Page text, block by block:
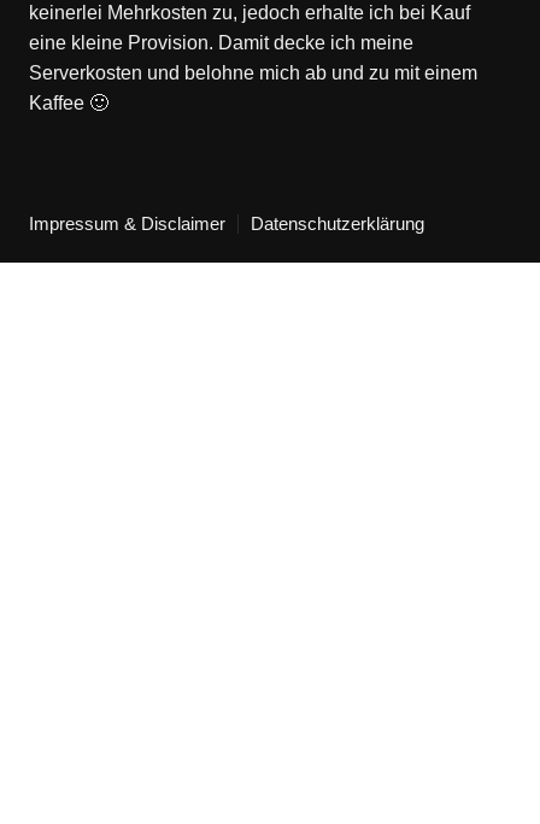
keinerlei Mehrkosten zu, jedoch erhalte ich bei Kauf
eine kleine Provision. Damit decke ich meine
Serverkosten und belohne mich ab und zu mit einem
Kaffee 🙂
Impressum & Disclaimer Datenschutzerklärung